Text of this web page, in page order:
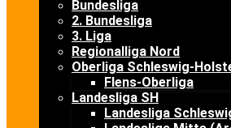
Bundesliga
2. Bundesliga
3. Liga
Regionalliga Nord
Oberliga Schleswig-
Flens-Oberliga
Landesliga SH
Landesliga